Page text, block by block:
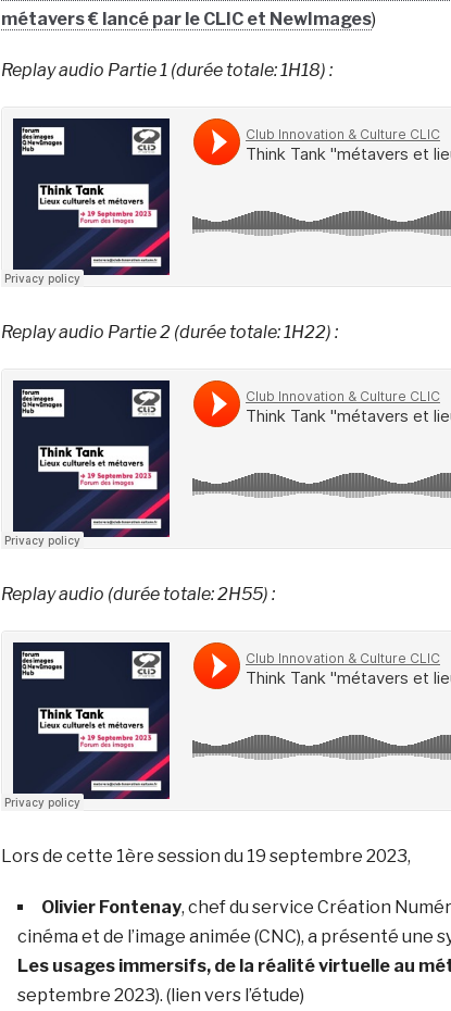
métavers € lancé par le CLIC et NewImages)
Replay audio Partie 1 (durée totale: 1H18) :
Replay audio Partie 2 (durée totale: 1H22) :
Replay audio (durée totale: 2H55) :
Lors de cette 1ère session du 19 septembre 2023,
Olivier Fontenay, chef du service Création
cinéma et de l’image animée (CNC), a présenté une
Les usages immersifs, de la réalité virtuelle au
septembre 2023). (lien vers l’étude)